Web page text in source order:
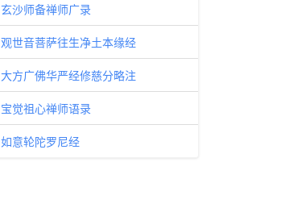
玄沙师备禅师广录
观世音菩萨往生净土本缘经
大方广佛华严经修慈分略注
宝觉祖心禅师语录
如意轮陀罗尼经